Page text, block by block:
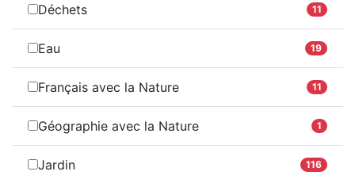
Déchets 11
Eau 19
Français avec la Nature 11
Géographie avec la Nature 1
Jardin 116